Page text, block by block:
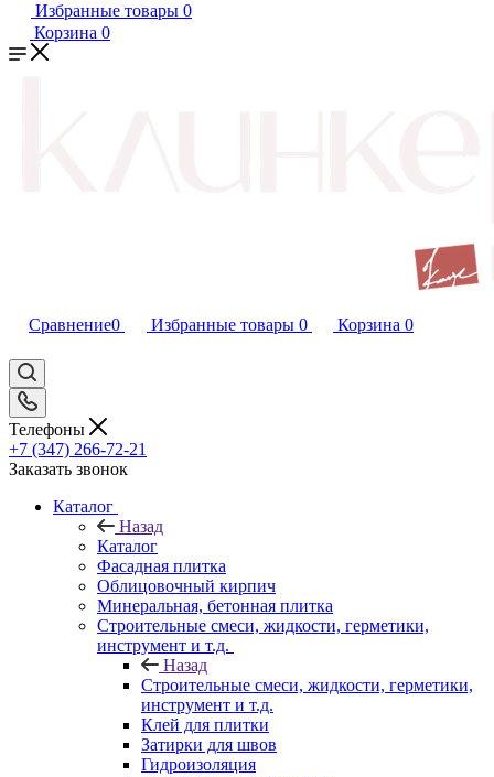
Избранные товары 0
Корзина 0
Сравнение0 Избранные товары 0 Корзина 0
Телефоны
+7 (347) 266-72-21
Заказать звонок
Каталог
Назад
Каталог
Фасадная плитка
Облицовочный кирпич
Минеральная, бетонная плитка
Строительные смеси, жидкости, герметики,
инструмент и т.д.
Назад
Строительные смеси, жидкости, герметики,
инструмент и т.д.
Клей для плитки
Затирки для швов
Гидроизоляция